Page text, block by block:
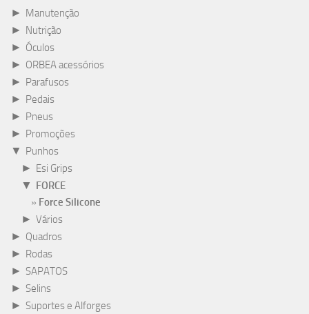
► Manutenção
► Nutrição
► Óculos
► ORBEA acessórios
► Parafusos
► Pedais
► Pneus
► Promoções
▼ Punhos
► Esi Grips
▼ FORCE
Force Silicone
► Vários
► Quadros
► Rodas
► SAPATOS
► Selins
► Suportes e Alforges